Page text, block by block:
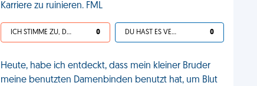
Karriere zu ruinieren. FML
ICH STIMME ZU, DEIN LEBEN IST SCHEISSE 0 DU HAST ES VERDIENT 0
Heute, habe ich entdeckt, dass mein kleiner Bruder
meine benutzten Damenbinden benutzt hat, um Blut